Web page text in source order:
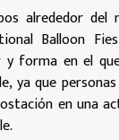
alrededor del
Balloon
y forma en el
ya que
en una